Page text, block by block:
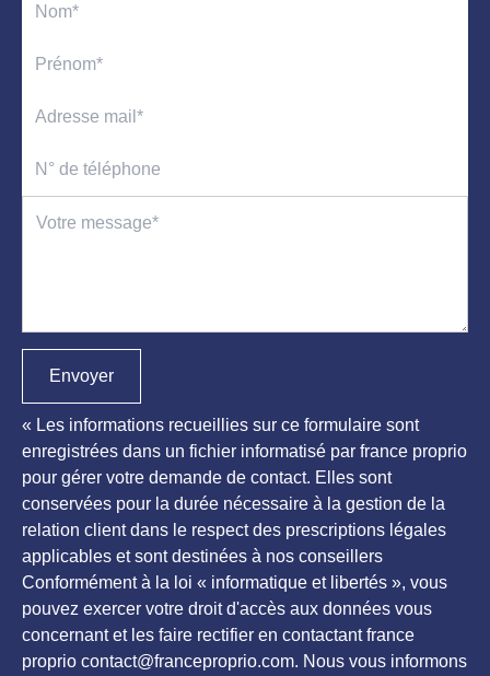
Envoyer
« Les informations recueillies sur ce formulaire sont
enregistrées dans un fichier informatisé par france proprio
pour gérer votre demande de contact. Elles sont
conservées pour la durée nécessaire à la gestion de la
relation client dans le respect des prescriptions légales
applicables et sont destinées à nos conseillers
Conformément à la loi « informatique et libertés », vous
pouvez exercer votre droit d'accès aux données vous
concernant et les faire rectifier en contactant france
proprio contact@franceproprio.com. Nous vous informons